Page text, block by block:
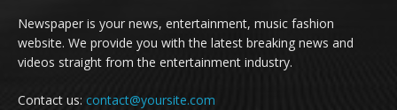
Newspaper is your news, entertainment, music fashion
website. We provide you with the latest breaking news and
videos straight from the entertainment industry.
Contact us: contact@yoursite.com